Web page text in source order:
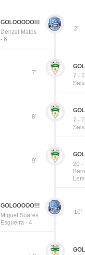
2'
GOLOOOOO!!!
Denzel Matos
- 6
7'
7 -
8'
7 -
9'
20 -
10'
GOLOOOOO!!!
Miguel Soares
Esgueira - 4